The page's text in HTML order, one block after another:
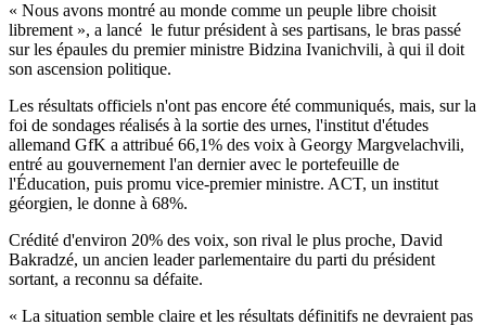
« Nous avons montré au monde comme un peuple libre choisit
librement », a lancé le futur président à ses partisans, le bras passé
sur les épaules du premier ministre Bidzina Ivanichvili, à qui il doit
son ascension politique.
Les résultats officiels n'ont pas encore été communiqués, mais, sur la
foi de sondages réalisés à la sortie des urnes, l'institut d'études
allemand GfK a attribué 66,1% des voix à Georgy Margvelachvili,
entré au gouvernement l'an dernier avec le portefeuille de
l'Éducation, puis promu vice-premier ministre. ACT, un institut
géorgien, le donne à 68%.
Crédité d'environ 20% des voix, son rival le plus proche, David
Bakradzé, un ancien leader parlementaire du parti du président
sortant, a reconnu sa défaite.
« La situation semble claire et les résultats définitifs ne devraient pas